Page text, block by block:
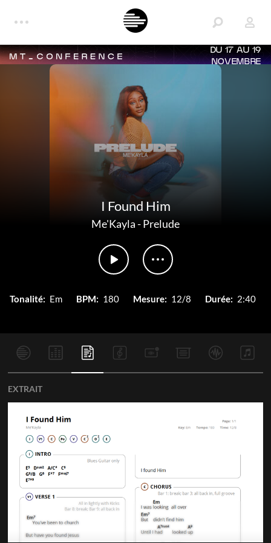
DU 17 AU 19
NOVEMBRE
I Found Him
Me'Kayla-Prelude
Tonalité: Em BPM: 180 Mesure: 12/8 Durée: 2:40
EXTRAIT